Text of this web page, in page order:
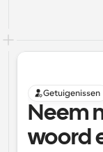
Getuigenissen
Neem
woord